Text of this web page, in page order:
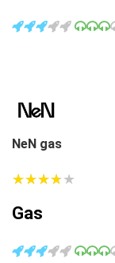
NeN gas
★★★★★
★★★★★
Gas